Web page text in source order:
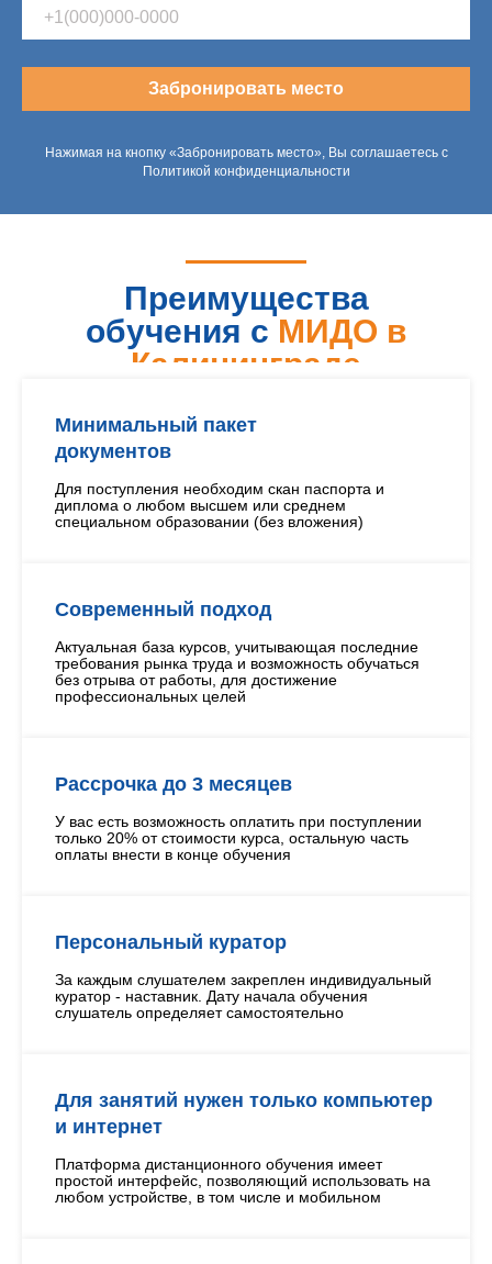
Забронировать место
Нажимая на кнопку «Забронировать место», Вы соглашаетесь с
Политикой конфиденциальности
Преимущества
обучения с МИДО в
Калининграде
Минимальный пакет
документов
Для поступления необходим скан паспорта и
диплома о любом высшем или среднем
специальном образовании (без вложения)
Современный подход
Актуальная база курсов, учитывающая последние
требования рынка труда и возможность обучаться
без отрыва от работы, для достижение
профессиональных целей
Рассрочка до 3 месяцев
У вас есть возможность оплатить при поступлении
только 20% от стоимости курса, остальную часть
оплаты внести в конце обучения
Персональный куратор
За каждым слушателем закреплен индивидуальный
куратор - наставник. Дату начала обучения
слушатель определяет самостоятельно
Для занятий нужен только компьютер
и интернет
Платформа дистанционного обучения имеет
простой интерфейс, позволяющий использовать на
любом устройстве, в том числе и мобильном